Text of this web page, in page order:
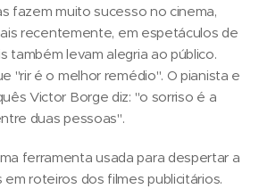
fazem muito sucesso no cinema,
recentemente, em espetáculos de
também levam alegria ao público.
"rir é o melhor remédio". O pianista e
Victor Borge diz: "o sorriso é a
duas pessoas".
ferramenta usada para despertar a
roteiros dos filmes publicitários.